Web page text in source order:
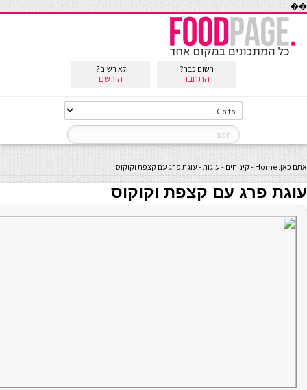
��
רשום כבר?
התחבר
לא רשום?
הירשם
אתם כאן: Home
-קינוחים - עוגות- עוגת פרג עם קצפת וקוקוס
עוגת פרג עם קצפת וקוקוס